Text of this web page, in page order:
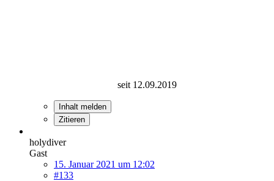
seit 12.09.2019
Inhalt melden
Zitieren
holydiver
Gast
15. Januar 2021 um 12:02
#133